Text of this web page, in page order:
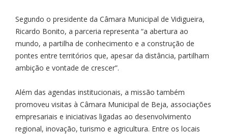
Segundo o presidente da Câmara Municipal de Vidigueira,
Ricardo Bonito, a parceria representa “a abertura ao
mundo, a partilha de conhecimento e a construção de
pontes entre territórios que, apesar da distância, partilham
ambição e vontade de crescer”.
Além das agendas institucionais, a missão também
promoveu visitas à Câmara Municipal de Beja, associações
empresariais e iniciativas ligadas ao desenvolvimento
regional, inovação, turismo e agricultura. Entre os locais